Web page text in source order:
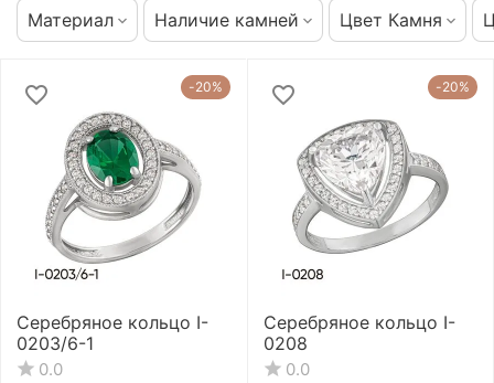
Материал Наличие камней Цвет Камня
-20%
Серебряное кольцо I-
0203/6-1
0.0
-20%
Серебряное кольцо I-
0208
0.0